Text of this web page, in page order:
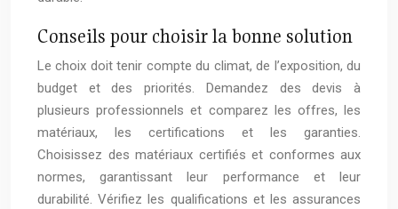
Conseils pour choisir la bonne solution
Le choix doit tenir compte du climat, de l’exposition, du
budget et des priorités. Demandez des devis à
plusieurs professionnels et comparez les offres, les
matériaux, les certifications et les garanties.
Choisissez des matériaux certifiés et conformes aux
normes, garantissant leur performance et leur
durabilité. Vérifiez les qualifications et les assurances